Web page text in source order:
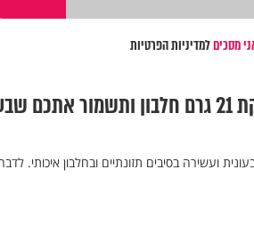
מסכיםלמדיניות הפרטיות
דיאטנים ממליצים: ארוחת הבוקר שמספקת 21 גרם חלבון ותשמור
ועשירה בסיבים תזונתיים ובחלבון איכותי.